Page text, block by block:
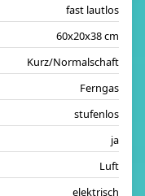
fast lautlos
60x20x38 cm
Kurz/Normalschaft
Ferngas
stufenlos
ja
Luft
elektrisch